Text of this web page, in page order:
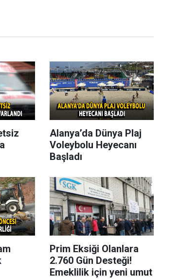
Alanya’da Dünya Plaj
Voleybolu Heyecanı
Başladı
Prim Eksiği Olanlara
2.760 Gün Desteği!
Emeklilik için yeni umut